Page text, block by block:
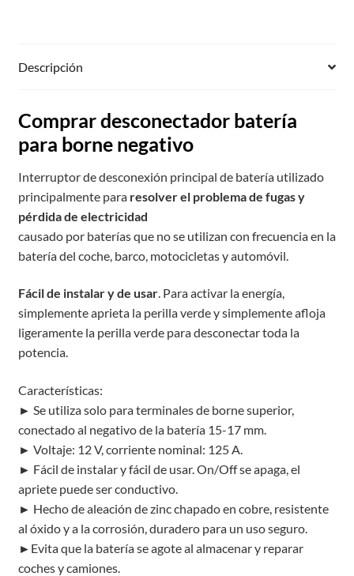
Descripción
Comprar desconectador batería
para borne negativo
Interruptor de desconexión principal de batería utilizado
principalmente para resolver el problema de fugas y
pérdida de electricidad
causado por baterías que no se utilizan con frecuencia en la
batería del coche, barco, motocicletas y automóvil.
Fácil de instalar y de usar. Para activar la energía,
simplemente aprieta la perilla verde y simplemente afloja
ligeramente la perilla verde para desconectar toda la
potencia.
Características:
► Se utiliza solo para terminales de borne superior,
conectado al negativo de la batería 15-17 mm.
► Voltaje: 12 V, corriente nominal: 125 A.
► Fácil de instalar y fácil de usar. On/Off se apaga, el
apriete puede ser conductivo.
► Hecho de aleación de zinc chapado en cobre, resistente
al óxido y a la corrosión, duradero para un uso seguro.
►Evita que la batería se agote al almacenar y reparar
coches y camiones.